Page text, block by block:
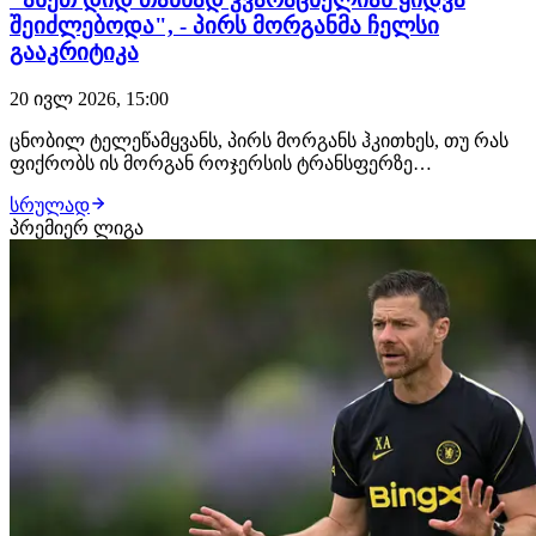
შეიძლებოდა", - პირს მორგანმა ჩელსი
გააკრიტიკა
20 ივლ 2026, 15:00
ცნობილ ტელეწამყვანს, პირს მორგანს ჰკითხეს, თუ რას
ფიქრობს ის მორგან როჯერსის ტრანსფერზე
შეგახსენებთ, ინგლისელი ფლეიმეიქერის სანაცვლოდ
"ლომები" მიიღებენ 138 მილიონამდე ევროს, თავად
სრულად
პრემიერ ლიგა